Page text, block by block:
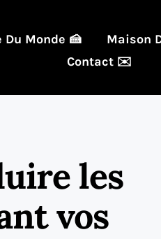
Monde 🍰 Maison
Contact ✉️
les
vos